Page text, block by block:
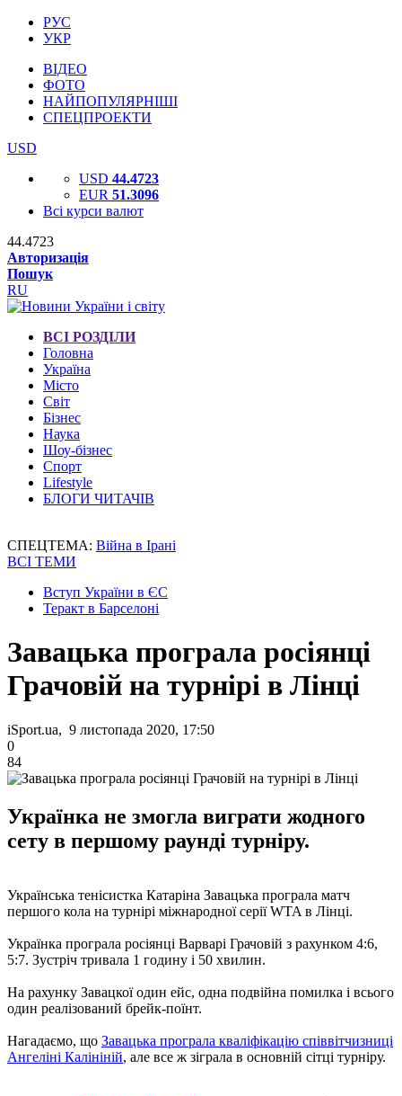
РУС
УКР
ВІДЕО
ФОТО
НАЙПОПУЛЯРНІШІ
СПЕЦПРОЕКТИ
USD
USD 44.4723
EUR 51.3096
Всі курси валют
44.4723
Авторизація
Пошук
RU
ВСІ РОЗДІЛИ
Головна
Україна
Місто
Світ
Бізнес
Наука
Шоу-бізнес
Спорт
Lifestyle
БЛОГИ ЧИТАЧІВ
СПЕЦТЕМА: Війна в Ірані
ВСІ ТЕМИ
Вступ України в ЄС
Теракт в Барселоні
Завацька програла росіянці
Грачовій на турнірі в Лінці
iSport.ua, 9 листопада 2020, 17:50
0
84
Українка не змогла виграти жодного
сету в першому раунді турніру.
Українська тенісистка Катаріна Завацька програла матч
першого кола на турнірі міжнародної серії WTA в Лінці.
Українка програла росіянці Варварі Грачовій з рахунком 4:6,
5:7. Зустріч тривала 1 годину і 50 хвилин.
На рахунку Завацкої один ейс, одна подвійна помилка і всього
один реалізований брейк-поїнт.
Нагадаємо, що Завацька програла кваліфікацію співвітчизниці
Ангеліні Калініній, але все ж зіграла в основній сітці турніру.